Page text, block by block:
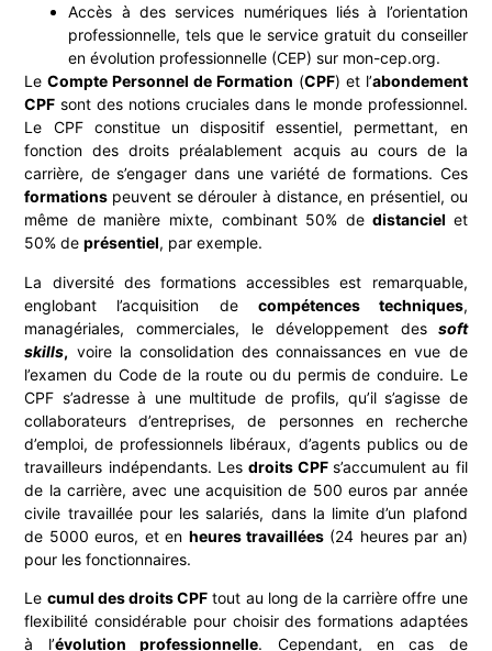
Accès à des services numériques liés à l’orientation
professionnelle, tels que le service gratuit du conseiller
en évolution professionnelle (CEP) sur mon-cep.org.
LeCompte Personnel de Formation (CPF) et l’abondement
CPF sont des notions cruciales dans le monde professionnel.
Le CPF constitue un dispositif essentiel, permettant, en
fonction des droits préalablement acquis au cours de la
carrière, de s’engager dans une variété de formations. Ces
formations peuvent se dérouler à distance, en présentiel, ou
même de manière mixte, combinant 50% dedistanciel et
50% deprésentiel, par exemple.
La diversité des formations accessibles est remarquable,
englobant l’acquisition de compétences techniques,
managériales, commerciales, le développement des
soft
skills, voire la consolidation des connaissances en vue de
l’examen du Code de la route ou du permis de conduire. Le
CPF s’adresse à une multitude de profils, qu’il s’agisse de
collaborateurs d’entreprises, de personnes en recherche
d’emploi, de professionnels libéraux, d’agents publics ou de
travailleurs indépendants. Les droits CPFs’accumulent au fil
de la carrière, avec une acquisition de 500 euros par année
civile travaillée pour les salariés, dans la limite d’un plafond
de 5000 euros, et en heures travaillées(24 heures par an)
pour les fonctionnaires.
Le cumul des droits CPF tout au long de la carrière offre une
flexibilité considérable pour choisir des formations adaptées
à l’évolution professionnelle. Cependant, en cas de